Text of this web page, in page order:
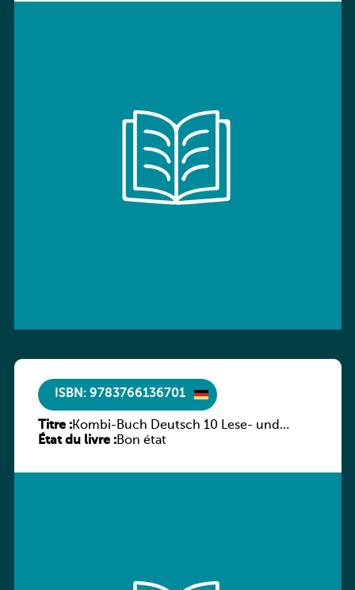
ISBN: 9783766136701
Titre :Kombi-Buch Deutsch 10 Lese- und
Sprachbuch
État du livre :Bon état